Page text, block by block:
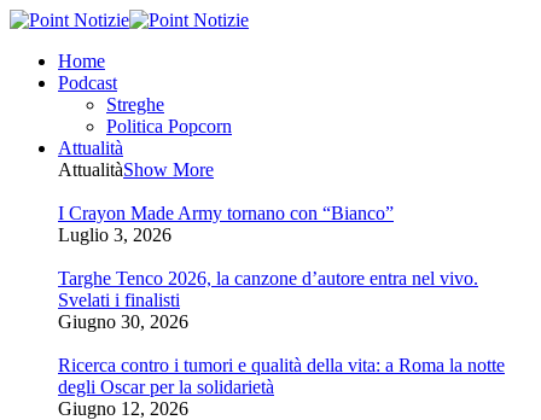
Home
Podcast
Streghe
Politica Popcorn
Attualità
AttualitàShow More
I Crayon Made Army tornano con “Bianco”
Luglio 3, 2026
Targhe Tenco 2026, la canzone d’autore entra nel vivo.
Svelati i finalisti
Giugno 30, 2026
Ricerca contro i tumori e qualità della vita: a Roma la notte
degli Oscar per la solidarietà
Giugno 12, 2026